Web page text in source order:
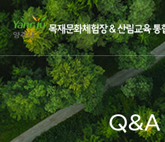
Q&A